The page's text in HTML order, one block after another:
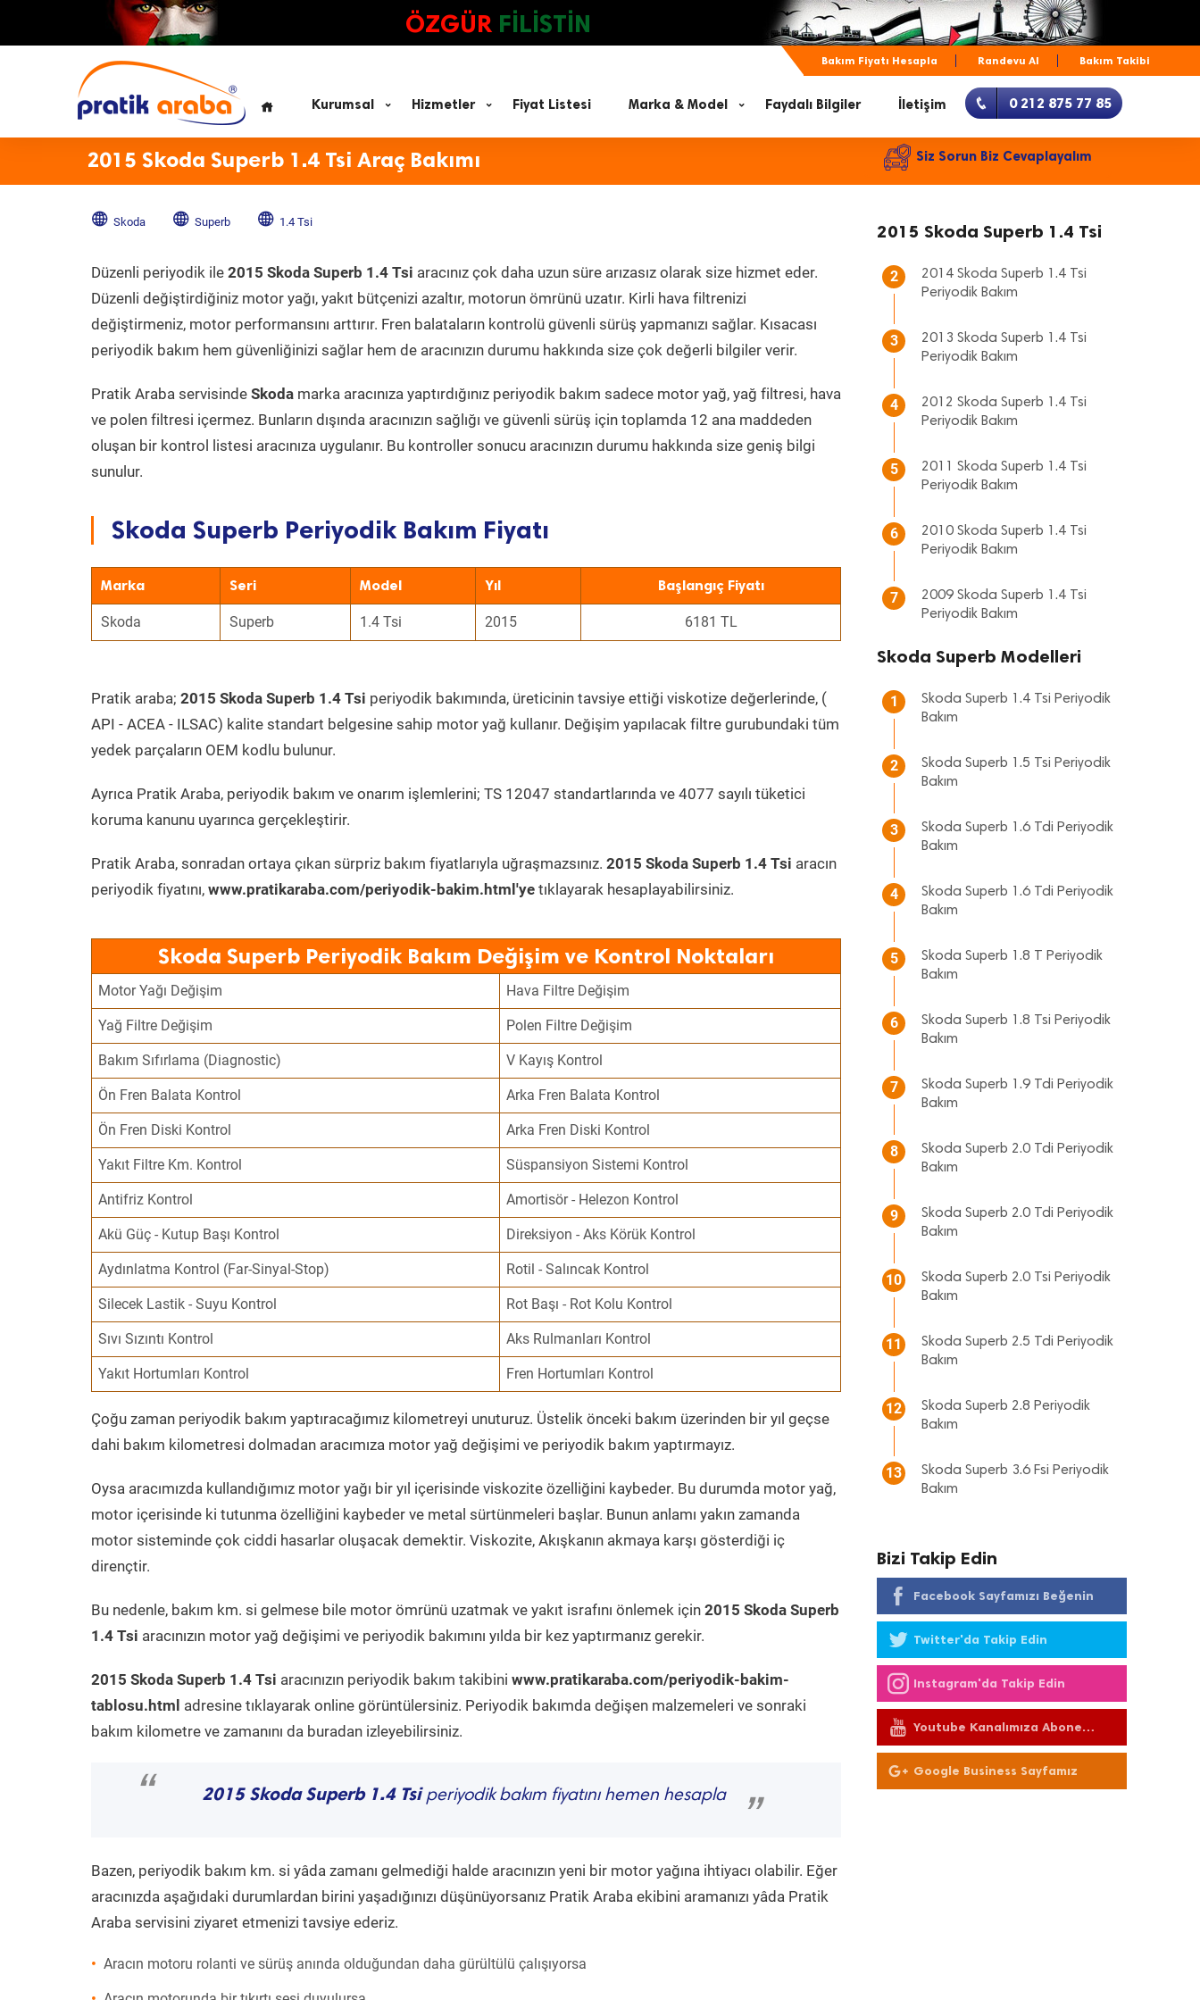
ÖZGÜR FİLİSTİN
Bakım Fiyatı Hesapla Randevu Al Bakım Takibi
Kurumsal Hizmetler Fiyat Listesi Marka & Model Faydalı Bilgiler İletişim 0 212 875 77 85
2015 Skoda Superb 1.4 Tsi Araç Bakımı Siz Sorun Biz Cevaplayalım
Skoda Superb 1.4 Tsi
Düzenli periyodik ile 2015 Skoda Superb 1.4 Tsi aracınız çok daha uzun süre arızasız olarak size hizmet eder.
Düzenli değiştirdiğiniz motor yağı, yakıt bütçenizi azaltır, motorun ömrünü uzatır. Kirli hava filtrenizi
değiştirmeniz, motor performansını arttırır. Fren balataların kontrolü güvenli sürüş yapmanızı sağlar. Kısacası
periyodik bakım hem güvenliğinizi sağlar hem de aracınızın durumu hakkında size çok değerli bilgiler verir.
Pratik Araba servisinde Skoda marka aracınıza yaptırdığınız periyodik bakım sadece motor yağ, yağ filtresi, hava
ve polen filtresi içermez. Bunların dışında aracınızın sağlığı ve güvenli sürüş için toplamda 12 ana maddeden
oluşan bir kontrol listesi aracınıza uygulanır. Bu kontroller sonucu aracınızın durumu hakkında size geniş bilgi
sunulur.
Skoda Superb Periyodik Bakım Fiyatı
Marka Seri Model Yıl Başlangıç Fiyatı
Skoda Superb 1.4 Tsi 2015 6181 TL
Pratik araba; 2015 Skoda Superb 1.4 Tsi periyodik bakımında, üreticinin tavsiye ettiği viskotize değerlerinde, (
API - ACEA - ILSAC) kalite standart belgesine sahip motor yağ kullanır. Değişim yapılacak filtre gurubundaki tüm
yedek parçaların OEM kodlu bulunur.
Ayrıca Pratik Araba, periyodik bakım ve onarım işlemlerini; TS 12047 standartlarında ve 4077 sayılı tüketici
koruma kanunu uyarınca gerçekleştirir.
Pratik Araba, sonradan ortaya çıkan sürpriz bakım fiyatlarıyla uğraşmazsınız. 2015 Skoda Superb 1.4 Tsi aracın
periyodik fiyatını, www.pratikaraba.com/periyodik-bakim.html'ye tıklayarak hesaplayabilirsiniz.
Skoda Superb Periyodik Bakım Değişim ve Kontrol Noktaları
Motor Yağı Değişim Hava Filtre Değişim
Yağ Filtre Değişim Polen Filtre Değişim
Bakım Sıfırlama (Diagnostic) V Kayış Kontrol
Ön Fren Balata Kontrol Arka Fren Balata Kontrol
Ön Fren Diski Kontrol Arka Fren Diski Kontrol
Yakıt Filtre Km. Kontrol Süspansiyon Sistemi Kontrol
Antifriz Kontrol Amortisör - Helezon Kontrol
Akü Güç - Kutup Başı Kontrol Direksiyon - Aks Körük Kontrol
Aydınlatma Kontrol (Far-Sinyal-Stop) Rotil - Salıncak Kontrol
Silecek Lastik - Suyu Kontrol Rot Başı - Rot Kolu Kontrol
Sıvı Sızıntı Kontrol Aks Rulmanları Kontrol
Yakıt Hortumları Kontrol Fren Hortumları Kontrol
Çoğu zaman periyodik bakım yaptıracağımız kilometreyi unuturuz. Üstelik önceki bakım üzerinden bir yıl geçse
dahi bakım kilometresi dolmadan aracımıza motor yağ değişimi ve periyodik bakım yaptırmayız.
Oysa aracımızda kullandığımız motor yağı bir yıl içerisinde viskozite özelliğini kaybeder. Bu durumda motor yağ,
motor içerisinde ki tutunma özelliğini kaybeder ve metal sürtünmeleri başlar. Bunun anlamı yakın zamanda
motor sisteminde çok ciddi hasarlar oluşacak demektir. Viskozite, Akışkanın akmaya karşı gösterdiği iç
dirençtir.
Bu nedenle, bakım km. si gelmese bile motor ömrünü uzatmak ve yakıt israfını önlemek için 2015 Skoda Superb
1.4 Tsi aracınızın motor yağ değişimi ve periyodik bakımını yılda bir kez yaptırmanız gerekir.
2015 Skoda Superb 1.4 Tsi aracınızın periyodik bakım takibini www.pratikaraba.com/periyodik-bakim-
tablosu.html adresine tıklayarak online görüntülersiniz. Periyodik bakımda değişen malzemeleri ve sonraki
bakım kilometre ve zamanını da buradan izleyebilirsiniz.
“ 2015 Skoda Superb 1.4 Tsiperiyodik bakım fiyatını hemen hesapla
”
Bazen, periyodik bakım km. si yâda zamanı gelmediği halde aracınızın yeni bir motor yağına ihtiyacı olabilir. Eğer
aracınızda aşağıdaki durumlardan birini yaşadığınızı düşünüyorsanız Pratik Araba ekibini aramanızı yâda Pratik
Araba servisini ziyaret etmenizi tavsiye ederiz.
Aracın motoru rolanti ve sürüş anında olduğundan daha gürültülü çalışıyorsa
2015 Skoda Superb 1.4 Tsi
2
2014 Skoda Superb 1.4 Tsi
Periyodik Bakım
3
2013 Skoda Superb 1.4 Tsi
Periyodik Bakım
4
2012 Skoda Superb 1.4 Tsi
Periyodik Bakım
5
2011 Skoda Superb 1.4 Tsi
Periyodik Bakım
6
2010 Skoda Superb 1.4 Tsi
Periyodik Bakım
7
2009 Skoda Superb 1.4 Tsi
Periyodik Bakım
Skoda Superb Modelleri
1
Skoda Superb 1.4 Tsi Periyodik
Bakım
2
Skoda Superb 1.5 Tsi Periyodik
Bakım
3
Skoda Superb 1.6 Tdi Periyodik
Bakım
4
Skoda Superb 1.6 Tdi Periyodik
Bakım
5
Skoda Superb 1.8 T Periyodik
Bakım
6
Skoda Superb 1.8 Tsi Periyodik
Bakım
7
Skoda Superb 1.9 Tdi Periyodik
Bakım
8
Skoda Superb 2.0 Tdi Periyodik
Bakım
9
Skoda Superb 2.0 Tdi Periyodik
Bakım
10
Skoda Superb 2.0 Tsi Periyodik
Bakım
11
Skoda Superb 2.5 Tdi Periyodik
Bakım
12
Skoda Superb 2.8 Periyodik
Bakım
13
Skoda Superb 3.6 Fsi Periyodik
Bakım
Bizi Takip Edin
Facebook Sayfamızı Beğenin
Twitter'da Takip Edin
Instagram'da Takip Edin
Youtube Kanalımıza Abone
Olun
Google Business Sayfamız